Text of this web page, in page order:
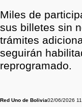
Miles de
sus billetes sin
trámites
seguirán
reprogramado.
Red Uno de Bolivia02/06/2026